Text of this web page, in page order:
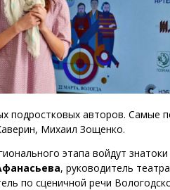
подростковых авторов. Самые
Михаил Зощенко.
этапа войдут
, руководитель
по сценичной речи